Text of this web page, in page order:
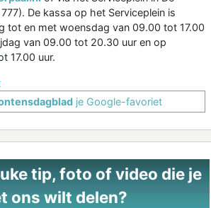
De kassa op het Serviceplein is
tot en met woensdag van 09.00 tot 17.00
van 09.00 tot 20.30 uur en op
17.00 uur.
je Google-favoriet
tip, foto of video die je
ons wilt delen?